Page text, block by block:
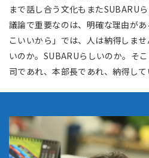
まで話し合う文化もまたSUBARU
議論で重要なのは、明確な理由が
こいいから」では、人は納得しま
いのか。SUBARUらしいのか。そ
司であれ、本部長であれ、納得して